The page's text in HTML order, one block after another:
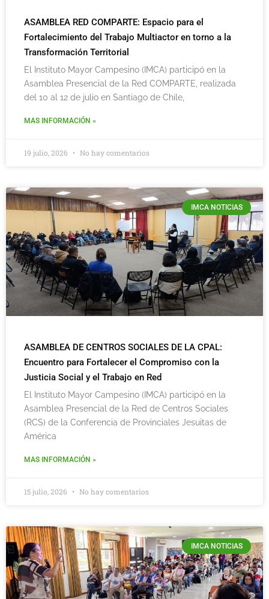
ASAMBLEA RED COMPARTE: Espacio para el
Fortalecimiento del Trabajo Multiactor en torno a la
Transformación Territorial
El Instituto Mayor Campesino (IMCA) participó en la
Asamblea Presencial de la Red COMPARTE, realizada
del 10 al 12 de julio en Santiago de Chile,
MAS INFORMACIÓN »
19 julio, 2026 No hay comentarios
IMCA NOTICIAS
ASAMBLEA DE CENTROS SOCIALES DE LA CPAL:
Encuentro para Fortalecer el Compromiso con la
Justicia Social y el Trabajo en Red
El Instituto Mayor Campesino (IMCA) participó en la
Asamblea Presencial de la Red de Centros Sociales
(RCS) de la Conferencia de Provinciales Jesuitas de
América
MAS INFORMACIÓN »
15 julio, 2026 No hay comentarios
IMCA NOTICIAS